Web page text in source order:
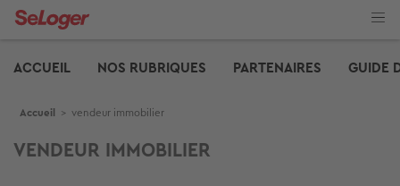
Aller
ACCUEIL
NOS RUBRIQUES PARTENAIRES GUIDE
Fil d'Ariane
Accueil > vendeur immobilier
VENDEUR IMMOBILIER